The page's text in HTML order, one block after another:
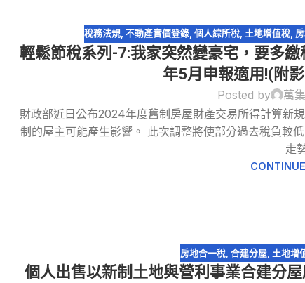
07
3 月
稅務法規 ,不動產實價登錄 ,個人綜所稅 土地增值稅
輕鬆節稅系列-7:我家突然變豪宅，要多
年5月申報適用!(附
Posted by
萬
財政部近日公布2024年度舊制房屋財產交易所得計算新
制的屋主可能產生影響。 此次調整將使部分過去稅負較
走
房地合一稅 ,合建分屋 土地增
個人出售以新制土地與營利事業合建分